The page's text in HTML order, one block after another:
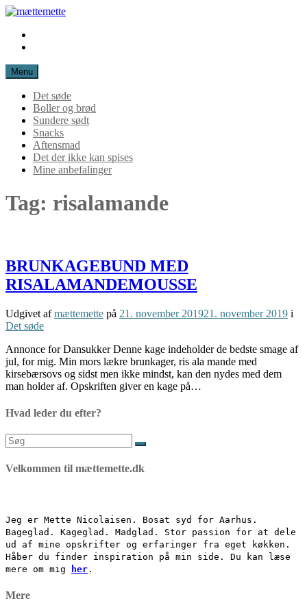
Spring
indhold
mættemette
Menu
Det søde
Boller og brød
Sundere sødt
Snacks
Aftensmad
Det der ikke kan spises
Mine anbefalinger
Tag: risalamande
BRUNKAGEBUND MED
RISALAMANDEMOUSSE
Udgivet afmættemette på 21. november 201921. november 2019 i
Det søde
Annonce for Dansukker Denne kage indeholder de bedste smage af
jul, for mig. Min mors lækre brunkager, ris ala mande med
kirsebærsovs og sidst men ikke mindst, kan den nydes med dem
man holder af. Opskriften giver en kage på…
Hvad leder du efter?
Søg
efter:
Velkommen til mættemette.dk
Jeg er Mette Nicolaisen. Bosat syd for Aarhus.
Bageglad. Kageglad. Madglad. Stor passion for at dele
ud af mine opskrifter og erfaringer fra eget køkken.
Håber du finder inspiration på min side. Du kan læse
mere om mig
her .
Mere